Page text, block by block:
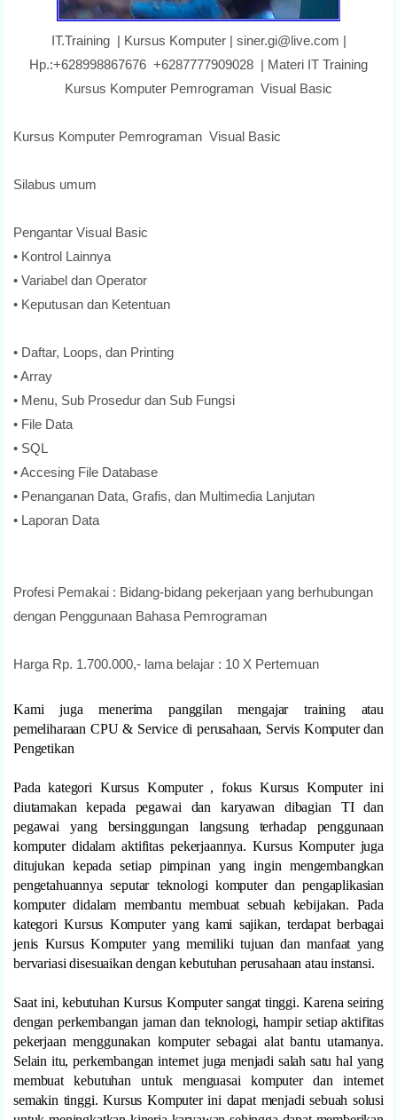
IT.Training | Kursus Komputer | siner.gi@live.com |
Hp.:+628998867676 +6287777909028 | Materi IT Training
Kursus Komputer Pemrograman Visual Basic
Kursus Komputer Pemrograman Visual Basic
Silabus umum
Pengantar Visual Basic
• Kontrol Lainnya
• Variabel dan Operator
• Keputusan dan Ketentuan
• Daftar, Loops, dan Printing
• Array
• Menu, Sub Prosedur dan Sub Fungsi
• File Data
• SQL
• Accesing File Database
• Penanganan Data, Grafis, dan Multimedia Lanjutan
• Laporan Data
Profesi Pemakai : Bidang-bidang pekerjaan yang berhubungan
dengan Penggunaan Bahasa Pemrograman
Harga Rp. 1.700.000,- lama belajar : 10 X Pertemuan
Kami juga menerima panggilan mengajar training atau
pemeliharaan CPU & Service di perusahaan, Servis Komputer dan
Pengetikan
Pada kategori Kursus Komputer , fokus Kursus Komputer ini
diutamakan kepada pegawai dan karyawan dibagian TI dan
pegawai yang bersinggungan langsung terhadap penggunaan
komputer didalam aktifitas pekerjaannya. Kursus Komputer juga
ditujukan kepada setiap pimpinan yang ingin mengembangkan
pengetahuannya seputar teknologi komputer dan pengaplikasian
komputer didalam membantu membuat sebuah kebijakan. Pada
kategori Kursus Komputer yang kami sajikan, terdapat berbagai
jenis Kursus Komputer yang memiliki tujuan dan manfaat yang
bervariasi disesuaikan dengan kebutuhan perusahaan atau instansi.
Saat ini, kebutuhan Kursus Komputer sangat tinggi. Karena seiring
dengan perkembangan jaman dan teknologi, hampir setiap aktifitas
pekerjaan menggunakan komputer sebagai alat bantu utamanya.
Selain itu, perkembangan internet juga menjadi salah satu hal yang
membuat kebutuhan untuk menguasai komputer dan internet
semakin tinggi. Kursus Komputer ini dapat menjadi sebuah solusi